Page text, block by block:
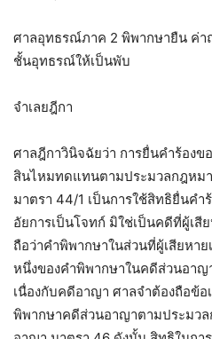
ศาลอุทธรณ์ภาค 2 พิพากษายืน ค่า
ชั้นอุทธรณ์ให้เป็นพับ
จำเลยฎีกา
ศาลฎีกาวินิจฉัยว่า การยื่นคำร้องข
สินไหมทดแทนตามประมวลกฎหม
มาตรา 44/1 เป็นการใช้สิทธิยื่นค
อัยการเป็นโจทก์ มิใช่เป็นคดีที่ผู้เสี
ถือว่าคำพิพากษาในส่วนที่ผู้เสียหา
หนึ่งของคำพิพากษาในคดีส่วนอาญ
เนื่องกับคดีอาญา ศาลจำต้องถือข้อ
พิพากษาคดีส่วนอาญาตามประมว